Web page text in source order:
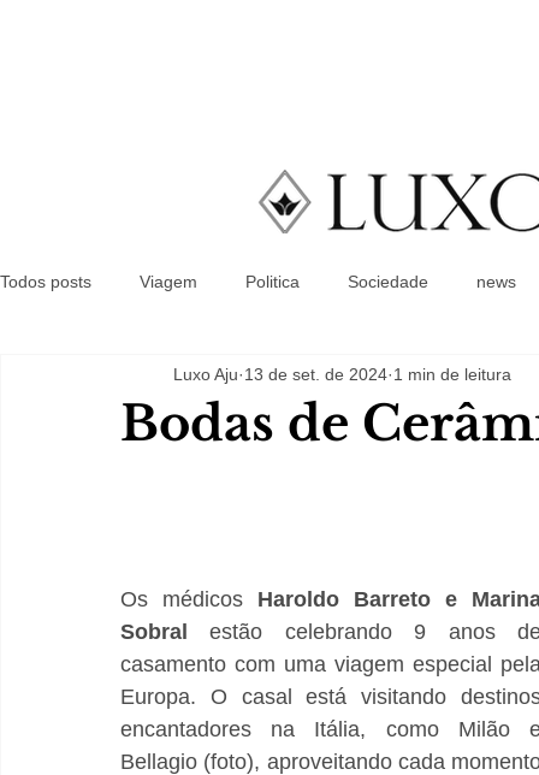
Todos posts Viagem Politica Sociedade news
Bodas de
Luxo Aju 13 de set. de 2024 1 min de leitura
Os médicos Haroldo Barreto e
Sobral
estão celebrando 9 anos
casamento com uma viagem especial
Europa. O casal está visitando
encantadores na Itália, como Milão
Bellagio (foto), aproveitando cada